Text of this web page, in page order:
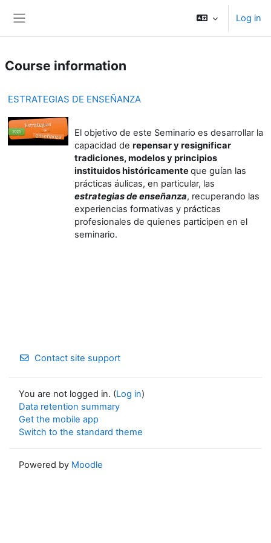
Log in
Course information
ESTRATEGIAS DE ENSEÑANZA
El objetivo de este Seminario es desarrollar la
capacidad de repensar y resignificar
tradiciones, modelos y principios
instituidos históricamenteque guían las
prácticas áulicas, en particular, las
estrategias de enseñanza, recuperando las
experiencias formativas y prácticas
profesionales de quienes participen en el
seminario.
Contact site support
You are not logged in. (Log in)
Data retention summary
Get the mobile app
Switch to the standard theme
Powered by Moodle